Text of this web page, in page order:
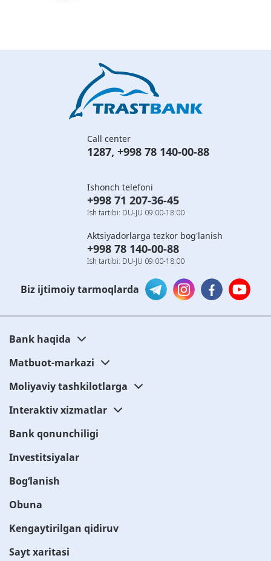
Call center
1287, +998 78 140-00-88
Ishonch telefoni
+998 71 207-36-45
Ish tartibi: DU-JU 09:00-18:00
Aktsiyadorlarga tezkor bog'lanish
+998 78 140-00-88
Ish tartibi: DU-JU 09:00-18:00
Biz ijtimoiy tarmoqlarda
Bank haqida
Matbuot-markazi
Moliyaviy tashkilotlarga
Interaktiv xizmatlar
Bank qonunchiligi
Investitsiyalar
Bog‘lanish
Obuna
Kengaytirilgan qidiruv
Sayt xaritasi